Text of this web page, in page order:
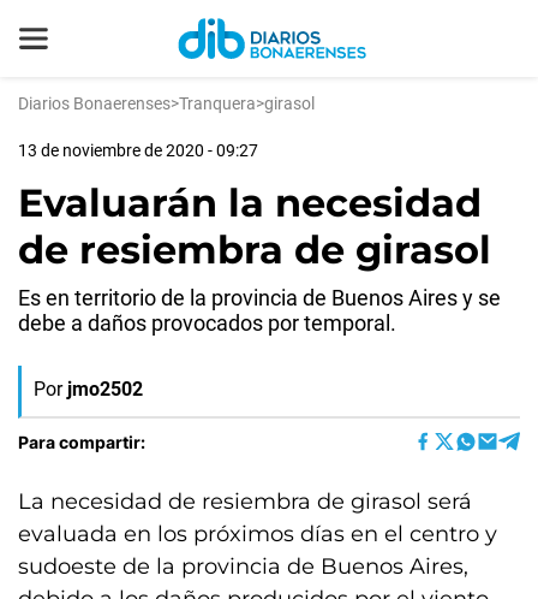
Diarios Bonaerenses>Tranquera>girasol
13 de noviembre de 2020 - 09:27
Evaluarán la necesidad
de resiembra de girasol
Es en territorio de la provincia de Buenos Aires y se
debe a daños provocados por temporal.
Por jmo2502
Para compartir:
La necesidad de resiembra de girasol será
evaluada en los próximos días en el centro y
sudoeste de la provincia de Buenos Aires,